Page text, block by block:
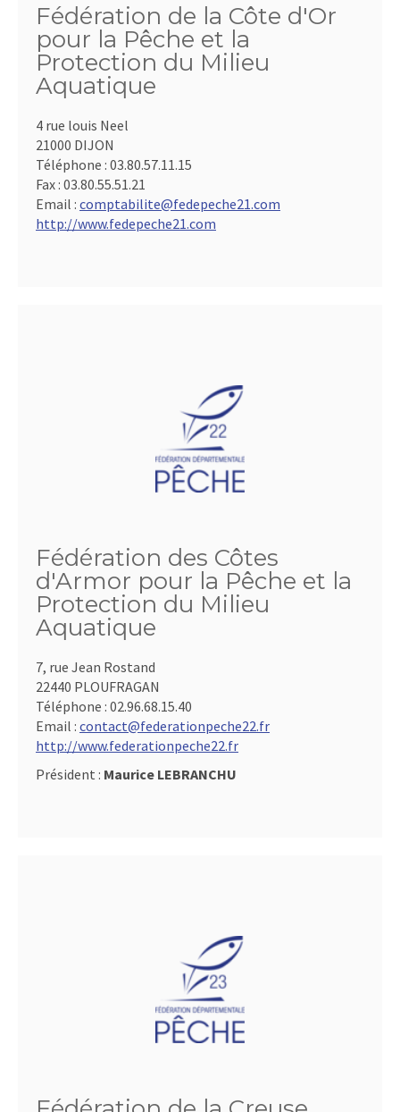
Fédération de la Côte d'Or
pour la Pêche et la
Protection du Milieu
Aquatique
4 rue louis Neel
21000 DIJON
Téléphone : 03.80.57.11.15
Fax : 03.80.55.51.21
Email : comptabilite@fedepeche21.com
http://www.fedepeche21.com
Fédération des Côtes
d'Armor pour la Pêche et la
Protection du Milieu
Aquatique
7, rue Jean Rostand
22440 PLOUFRAGAN
Téléphone : 02.96.68.15.40
Email : contact@federationpeche22.fr
http://www.federationpeche22.fr
Président : Maurice LEBRANCHU